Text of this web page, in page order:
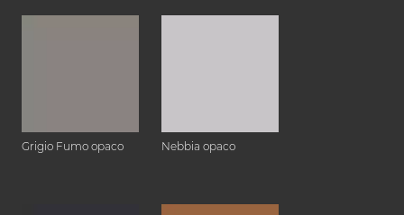
Grigio Fumo opaco Nebbia opaco